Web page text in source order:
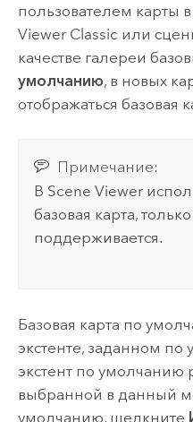
пользователем карты в
Viewer Classic или
качестве галереи
умолчанию, в новых
отображаться базовая
Примечание:
В Scene Viewer
базовая карта,
поддерживается.
Базовая карта по
экстенте, заданном
экстент по умолчанию
выбранной в данный
умолчанию, щелкните